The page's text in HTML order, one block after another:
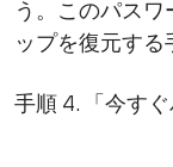
う。このパス
ップを復元する
手順 4. 「今す